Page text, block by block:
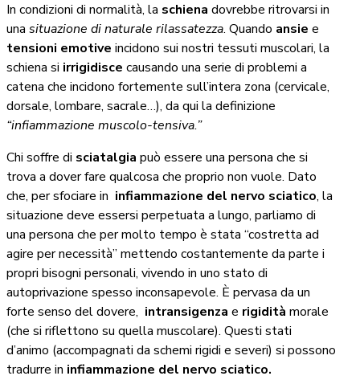
In condizioni di normalità, la schiena dovrebbe ritrovarsi in
una situazione di naturale rilassatezza. Quando ansie e
tensioni emotive incidono sui nostri tessuti muscolari, la
schiena si irrigidisce causando una serie di problemi a
catena che incidono fortemente sull’intera zona (cervicale,
dorsale, lombare, sacrale…), da qui la definizione
“infiammazione muscolo-tensiva.”
Chi soffre di sciatalgia può essere una persona che si
trova a dover fare qualcosa che proprio non vuole. Dato
che, per sfociare in infiammazione del nervo sciatico, la
situazione deve essersi perpetuata a lungo, parliamo di
una persona che per molto tempo è stata “costretta ad
agire per necessità” mettendo costantemente da parte i
propri bisogni personali, vivendo in uno stato di
autoprivazione spesso inconsapevole. È pervasa da un
forte senso del dovere, intransigenza e rigidità morale
(che si riflettono su quella muscolare). Questi stati
d’animo (accompagnati da schemi rigidi e severi) si possono
tradurre in infiammazione del nervo sciatico.